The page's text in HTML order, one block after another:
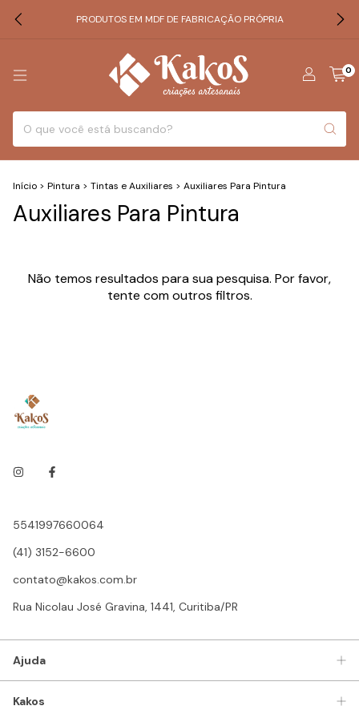
PRODUTOS EM MDF DE FABRICAÇÃO PRÓPRIA
0
Início > Pintura > Tintas e Auxiliares > Auxiliares Para Pintura
Auxiliares Para Pintura
Não temos resultados para sua pesquisa. Por favor,
tente com outros filtros.
5541997660064
(41) 3152-6600
contato@kakos.com.br
Rua Nicolau José Gravina, 1441, Curitiba/PR
Ajuda
Kakos